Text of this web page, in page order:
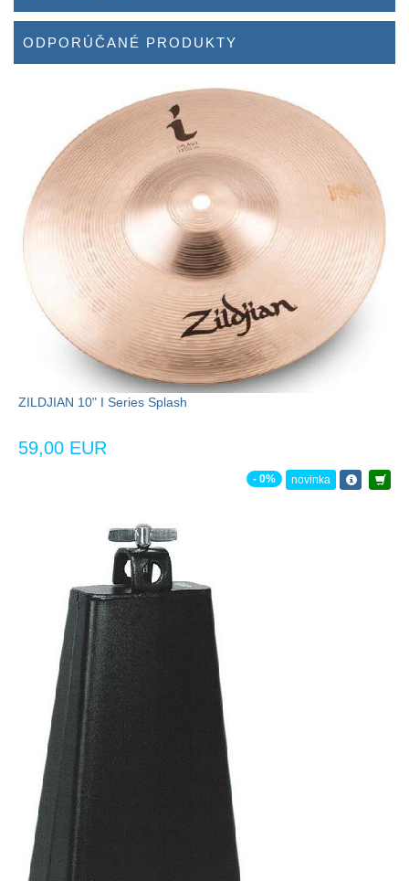
ODPORÚČANÉ PRODUKTY
ZILDJIAN 10" I Series Splash
59,00 EUR
- 0% novinka